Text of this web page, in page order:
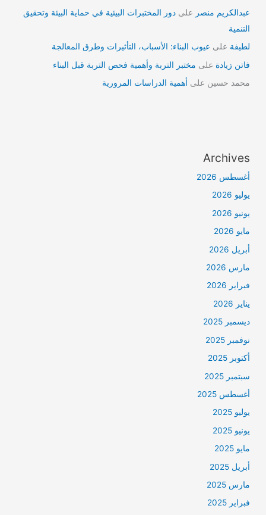
عبدالكريم منصر علىدور المختبرات البيئية في حماية البيئة وتحقيق
التنمية
لطيفة على عيوب البناء: الأسباب، التأثيرات وطرق المعالجة
فاتن زيادة على مختبر التربة وأهمية فحص التربة قبل البناء
محمد حسين على أهمية الدراسات المرورية
Archives
أغسطس 2026
يوليو 2026
يونيو 2026
مايو 2026
أبريل 2026
مارس 2026
فبراير 2026
يناير 2026
ديسمبر 2025
نوفمبر 2025
أكتوبر 2025
سبتمبر 2025
أغسطس 2025
يوليو 2025
يونيو 2025
مايو 2025
أبريل 2025
مارس 2025
فبراير 2025